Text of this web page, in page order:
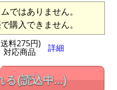
ではありません。
購入できません。
料275円)
対応商品 詳細
る(読込中...)